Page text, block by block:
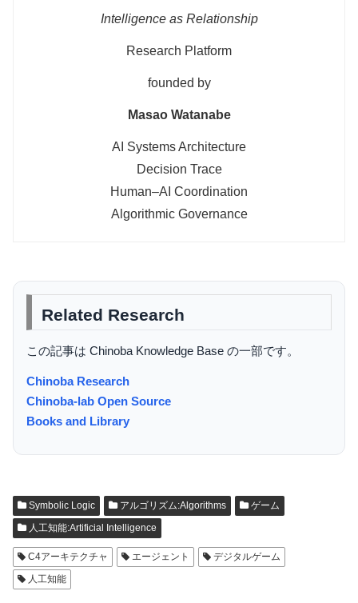
Intelligence as Relationship
Research Platform
founded by
Masao Watanabe
AI Systems Architecture
Decision Trace
Human–AI Coordination
Algorithmic Governance
Related Research
この記事は Chinoba Knowledge Base の一部です。
Chinoba Research
Chinoba-lab Open Source
Books and Library
Symbolic Logic アルゴリズム:Algorithms
ゲーム
人工知能:Artificial Intelligence
C4アーキテクチャ エージェント
デジタルゲーム
人工知能